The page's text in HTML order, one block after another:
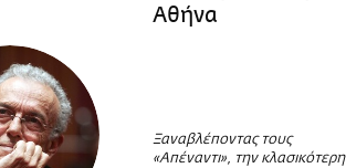
Αθήνα
Ξαναβλέποντας τους
«Απέναντι», την κλασικότερη